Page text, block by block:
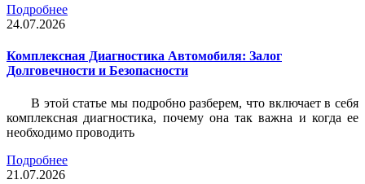
Подробнее
24.07.2026
Комплексная Диагностика Автомобиля: Залог
Долговечности и Безопасности
В этой статье мы подробно разберем, что включает в себя
комплексная диагностика, почему она так важна и когда ее
необходимо проводить
Подробнее
21.07.2026